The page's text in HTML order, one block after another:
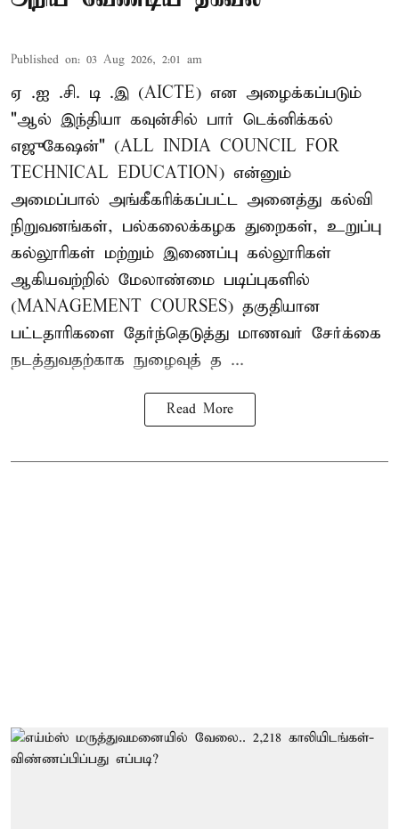
Published on: 03 Aug 2026, 2:01 am
ஏ .ஐ .சி. டி .இ (AICTE) என அழைக்கப்படும்
"ஆல் இந்தியா கவுன்சில் பார் டெக்னிக்கல்
எஜுகேஷன்" (ALL INDIA COUNCIL FOR
TECHNICAL EDUCATION) என்னும்
அமைப்பால் அங்கீகரிக்கப்பட்ட அனைத்து கல்வி
நிறுவனங்கள், பல்கலைக்கழக துறைகள், உறுப்பு
கல்லூரிகள் மற்றும் இணைப்பு கல்லூரிகள்
ஆகியவற்றில் மேலாண்மை படிப்புகளில்
(MANAGEMENT COURSES) தகுதியான
பட்டதாரிகளை தேர்ந்தெடுத்து மாணவர் சேர்க்கை
நடத்துவதற்காக நுழைவுத் த ...
Read More